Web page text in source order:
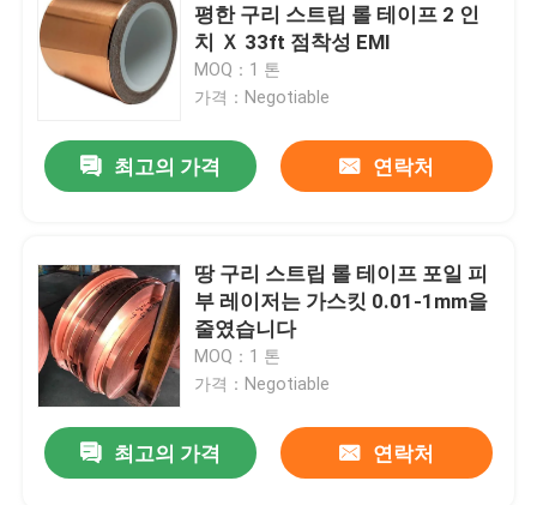
평한 구리 스트립 롤 테이프 2 인
치 Ｘ 33ft 점착성 EMI
MOQ：1 톤
가격：Negotiable
최고의 가격 연락처
땅 구리 스트립 롤 테이프 포일 피
부 레이저는 가스킷 0.01-1mm을
줄였습니다
MOQ：1 톤
가격：Negotiable
최고의 가격 연락처